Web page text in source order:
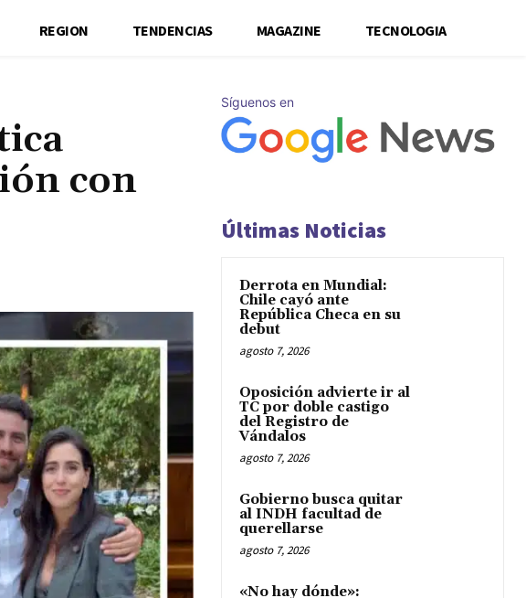
REGION TENDENCIAS MAGAZINE TECNOLOGIA
con
Síguenos en
Últimas Noticias
Derrota en Mundial:
Chile cayó ante
República Checa en su
debut
agosto 7, 2026
Oposición advierte ir al
TC por doble castigo
del Registro de
Vándalos
agosto 7, 2026
Gobierno busca quitar
al INDH facultad de
querellarse
agosto 7, 2026
«No hay dónde»: